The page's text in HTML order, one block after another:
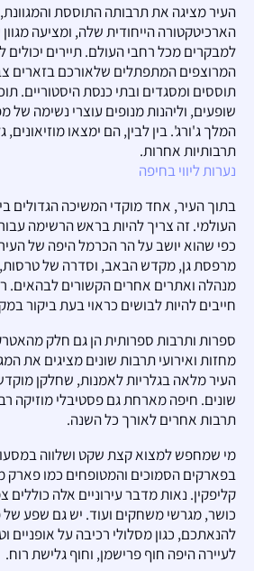
העיר מציגה את תרבותה התוססת
הארכיטקטורה הייחודית שלה, ומציעה
למבקרים מכל רחבי העולם. תיירים יכולים
המרוצפים המתפתלים שלאורכם בזארים
תוססים ומסגדים ובתי כנסת היסטוריים.
שופעים, וליהנות מנופים עוצרי נשימה
המלך ג'ורג'. בין לבין, הם ימצאו מוזיאונים,
תרבותיות אחרות.
נערות ליווי בחיפה
בתוך העיר, אחד מוקדי המשיכה הגדולים
העולמי. זה צריך להיות בראש הרשימה
כפי שהוא יושב על הר הכרמל היפה של
מרפסת גן, מקדש הבאב, וסדרה של
מנהלה ואתרים אחרים הקשורים לבהאים.
חייבים להיות לבושים כראוי בעת ביקור
ספרות ותרבות ספרותית הן גם חלק
מחזות ואירועי תרבות שונים מציגים את
העיר מלאה בגלריות לאמנות, שחלקן
שונים. חיפה מארחת גם פסטיבלי מוזיקה
תרבות אחרים לאורך כל השנה.
מי שמחפש למצוא קצת שקט ושלווה
בפארקים הסמוכים והמטופחים כמו פארק
קליפקין. נאות מדבר עירוניים אלה
כושר, מגרשי משחקים ועוד. יש גם שפע של
להנאתכם, כגון מסלולי רכיבה על אופניים
לעיירה היפה חוף פרישמן, וחוף גלישת רוח.